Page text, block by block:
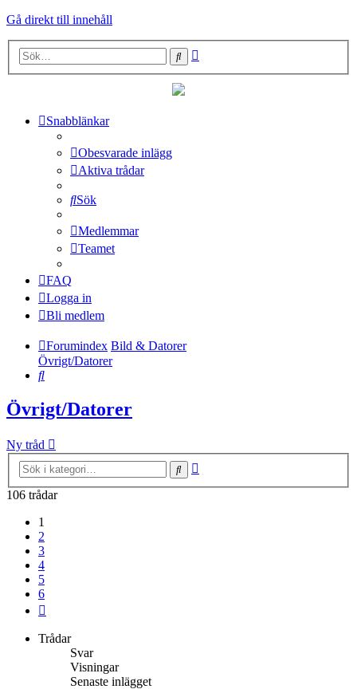
Gå direkt till innehåll
Sök
Snabblänkar
Obesvarade inlägg
Aktiva trådar
Sök
Medlemmar
Teamet
FAQ
Logga in
Bli medlem
Forumindex Bild & Datorer
Övrigt/Datorer
Sök
Övrigt/Datorer
Ny tråd
Sök
106 trådar
1
2
3
4
5
6
Trådar
Svar
Visningar
Senaste inlägget